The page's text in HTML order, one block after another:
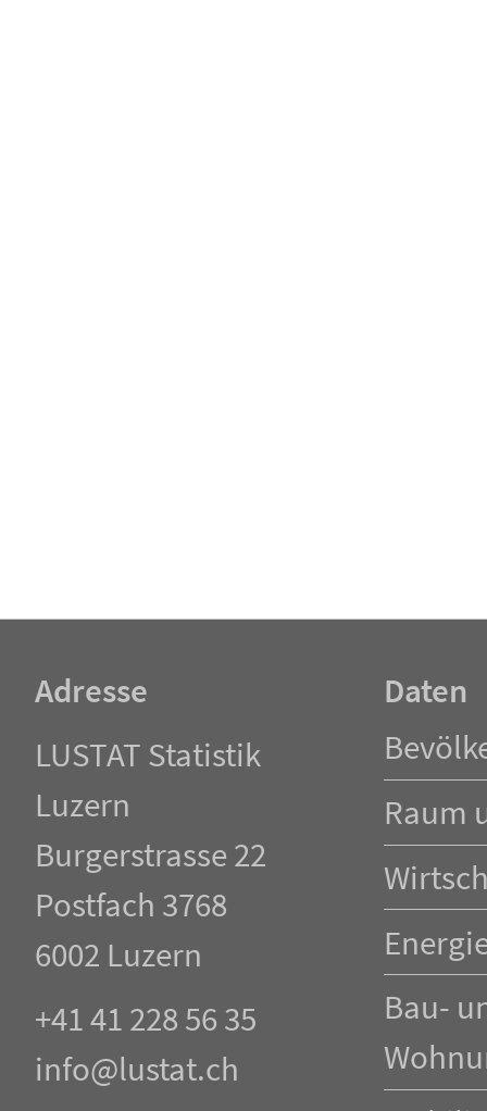
Adresse
LUSTAT Statistik
Luzern
Burgerstrasse 22
Postfach 3768
6002 Luzern
+41 41 228 56 35
info@lustat.ch
Daten
überspringen
Raum
Bau-